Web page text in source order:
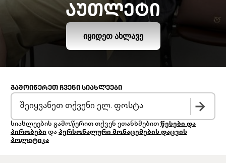
ᲐᲣᲗᲚᲔᲢᲘ
ᲘᲧᲘᲓᲔᲗ ᲐᲮᲚᲐᲕᲔ
ᲒᲐᲛᲝᲘᲬᲔᲠᲔᲗ ᲩᲕᲔᲜᲘ ᲡᲘᲐᲮᲚᲔᲔᲑᲘ
სიახლეების გამოწერით თქვენ ეთანხმებით წესები და
პირობები და პერსონალური მონაცემების დაცვის
პოლიტიკა